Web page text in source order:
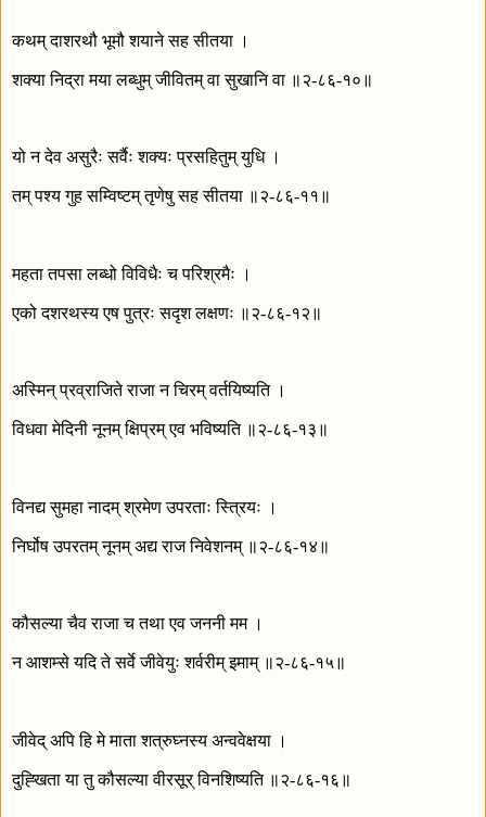
कथम् दाशरथौ भूमौ शयाने सह सीतया ।
शक्या निद्रा मया लब्धुम् जीवितम् वा सुखानि वा ॥२-८६-१०॥
यो न देव असुरैः सर्वैः शक्यः प्रसहितुम् युधि ।
तम् पश्य गुह सम्विष्टम् तृणेषु सह सीतया ॥२-८६-११॥
महता तपसा लब्धो विविधैः च परिश्रमैः ।
एको दशरथस्य एष पुत्रः सदृश लक्षणः ॥२-८६-१२॥
अस्मिन् प्रव्राजिते राजा न चिरम् वर्तयिष्यति ।
विधवा मेदिनी नूनम् क्षिप्रम् एव भविष्यति ॥२-८६-१३॥
विनद्य सुमहा नादम् श्रमेण उपरताः स्त्रियः ।
निर्घोष उपरतम् नूनम् अद्य राज निवेशनम् ॥२-८६-१४॥
कौसल्या चैव राजा च तथा एव जननी मम ।
न आशम्से यदि ते सर्वे जीवेयुः शर्वरीम् इमाम् ॥२-८६-१५॥
जीवेद् अपि हि मे माता शत्रुघ्नस्य अन्ववेक्षया ।
दुह्खिता या तु कौसल्या वीरसूर् विनशिष्यति ॥२-८६-१६॥